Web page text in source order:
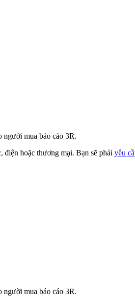
người mua báo cáo 3R.
hoặc thương mại. Bạn sẽ phải yêu
người mua báo cáo 3R.